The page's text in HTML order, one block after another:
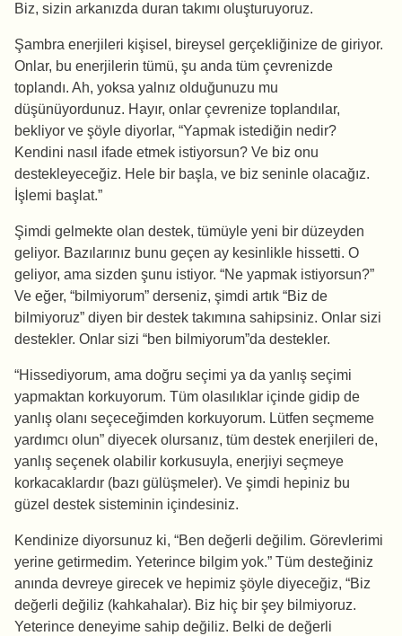
Biz, sizin arkanızda duran takımı oluşturuyoruz.
Şambra enerjileri kişisel, bireysel gerçekliğinize de giriyor.
Onlar, bu enerjilerin tümü, şu anda tüm çevrenizde
toplandı. Ah, yoksa yalnız olduğunuzu mu
düşünüyordunuz. Hayır, onlar çevrenize toplandılar,
bekliyor ve şöyle diyorlar, “Yapmak istediğin nedir?
Kendini nasıl ifade etmek istiyorsun? Ve biz onu
destekleyeceğiz. Hele bir başla, ve biz seninle olacağız.
İşlemi başlat.”
Şimdi gelmekte olan destek, tümüyle yeni bir düzeyden
geliyor. Bazılarınız bunu geçen ay kesinlikle hissetti. O
geliyor, ama sizden şunu istiyor. “Ne yapmak istiyorsun?”
Ve eğer, “bilmiyorum” derseniz, şimdi artık “Biz de
bilmiyoruz” diyen bir destek takımına sahipsiniz. Onlar sizi
destekler. Onlar sizi “ben bilmiyorum”da destekler.
“Hissediyorum, ama doğru seçimi ya da yanlış seçimi
yapmaktan korkuyorum. Tüm olasılıklar içinde gidip de
yanlış olanı seçeceğimden korkuyorum. Lütfen seçmeme
yardımcı olun” diyecek olursanız, tüm destek enerjileri de,
yanlış seçenek olabilir korkusuyla, enerjiyi seçmeye
korkacaklardır (bazı gülüşmeler). Ve şimdi hepiniz bu
güzel destek sisteminin içindesiniz.
Kendinize diyorsunuz ki, “Ben değerli değilim. Görevlerimi
yerine getirmedim. Yeterince bilgim yok.” Tüm desteğiniz
anında devreye girecek ve hepimiz şöyle diyeceğiz, “Biz
değerli değiliz (kahkahalar). Biz hiç bir şey bilmiyoruz.
Yeterince deneyime sahip değiliz. Belki de değerli